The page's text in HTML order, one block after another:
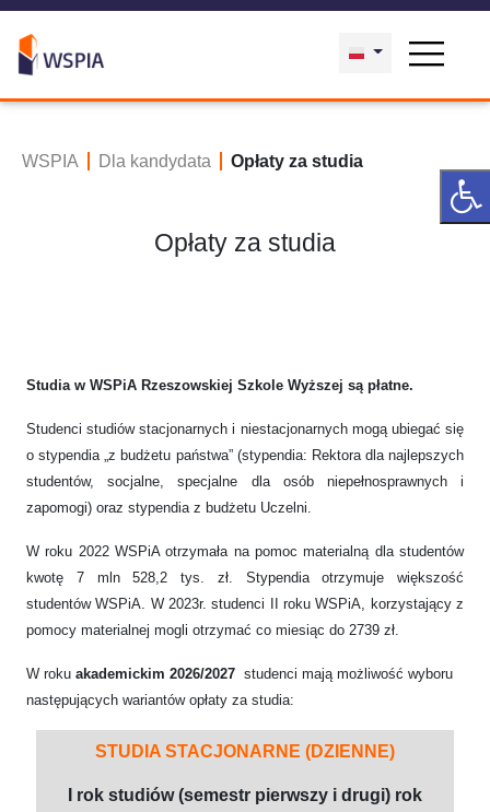
WSPIA Dla kandydata Opłaty za studia
Opłaty za studia
Studia w WSPiA Rzeszowskiej Szkole Wyższej są płatne.
Studenci studiów stacjonarnych i niestacjonarnych mogą ubiegać się
o stypendia „z budżetu państwa” (stypendia: Rektora dla najlepszych
studentów, socjalne, specjalne dla osób niepełnosprawnych i
zapomogi) oraz stypendia z budżetu Uczelni.
W roku 2022 WSPiA otrzymała na pomoc materialną dla studentów
kwotę 7 mln 528,2 tys. zł. Stypendia otrzymuje większość
studentów WSPiA. W 2023r. studenci II roku WSPiA, korzystający z
pomocy materialnej mogli otrzymać co miesiąc do 2739 zł.
W roku akademickim 2026/2027 studenci mają możliwość wyboru
następujących wariantów opłaty za studia:
STUDIA STACJONARNE (DZIENNE)
I rok studiów (semestr pierwszy i drugi) rok